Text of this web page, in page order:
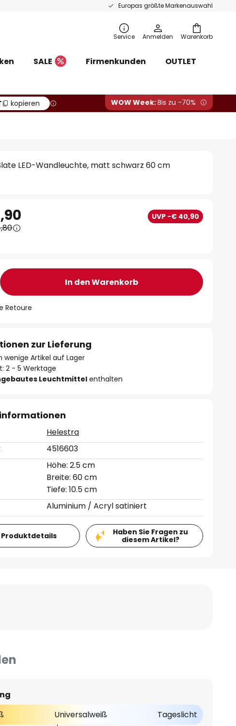
Europas größte Markenauswahl
Warenkorb
Service Anmelden
SALE Firmenkunden
OUTLET
kopieren WOW Week:Bis zu -70%
LED-Wandleuchte, matt schwarz 60 cm
UVP -€ 40,90
In den Warenkorb
Retoure
zur Lieferung
wenige Artikel auf Lager
2 - 5 Werktage
Leuchtmittel enthalten
Helestra
4516603
Höhe: 2.5 cm
Breite: 60 cm
Tiefe: 10.5 cm
Aluminium / Acryl satiniert
Produktdetails
Haben Sie Fragen zu
diesem Artikel?
Universalweiß Tageslicht